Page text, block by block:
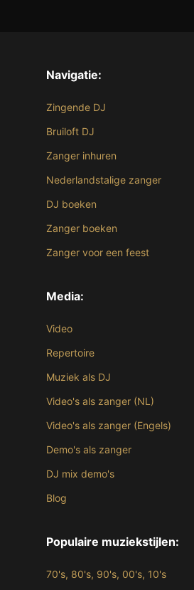
Navigatie:
Zingende DJ
Bruiloft DJ
Zanger inhuren
Nederlandstalige zanger
DJ boeken
Zanger boeken
Zanger voor een feest
Media:
Video
Repertoire
Muziek als DJ
Video's als zanger (NL)
Video's als zanger (Engels)
Demo's als zanger
DJ mix demo's
Blog
Populaire muziekstijlen:
70's, 80's, 90's, 00's, 10's